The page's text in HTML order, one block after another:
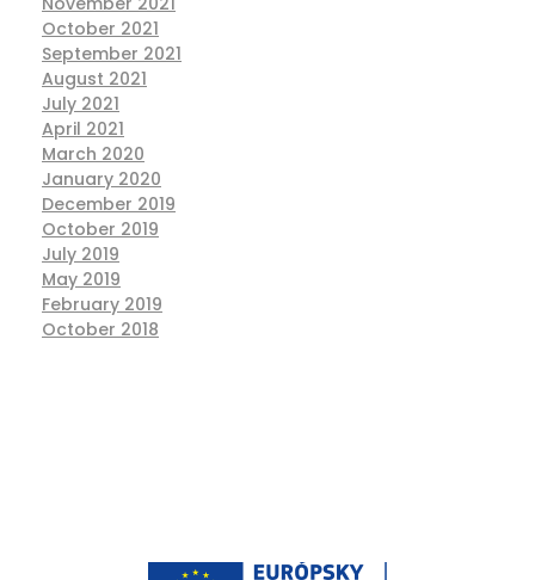
October 2021
September 2021
August 2021
July 2021
April 2021
March 2020
January 2020
December 2019
October 2019
July 2019
May 2019
February 2019
October 2018